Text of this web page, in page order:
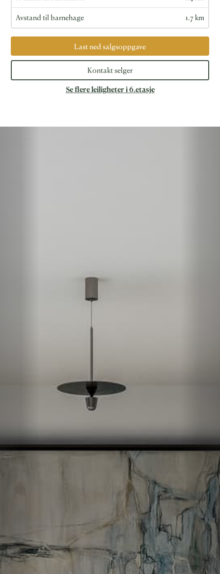
Avstand til barnehage
1.7 km
Last ned salgsoppgave
Kontakt selger
Se flere leiligheter i 6.etasje